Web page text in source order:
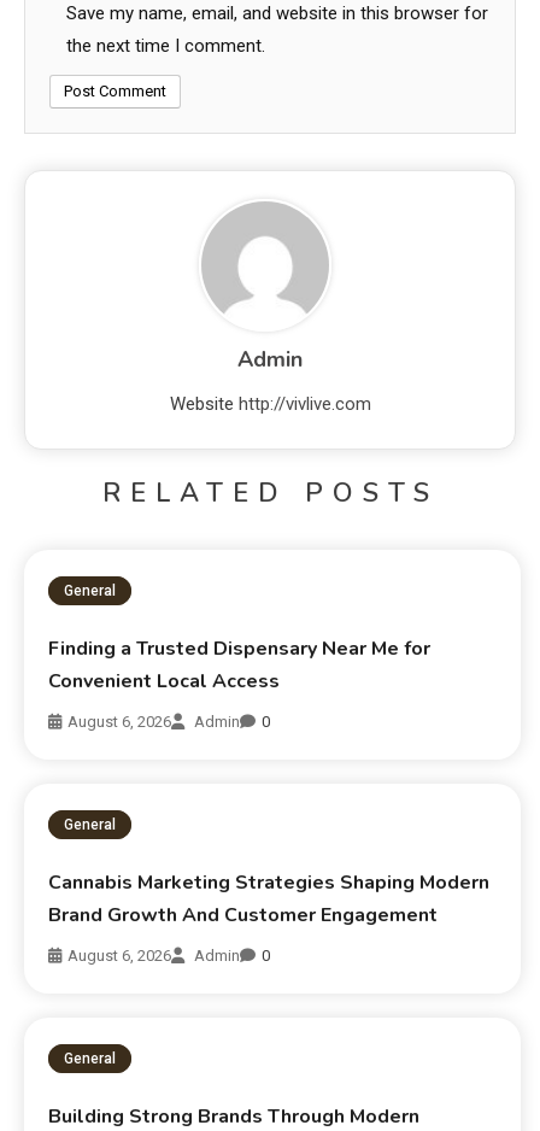
Save my name, email, and website in this browser for
the next time I comment.
Admin
Website http://vivlive.com
RELATED POSTS
General
Finding a Trusted Dispensary Near Me for
Convenient Local Access
August 6, 2026 Admin 0
General
Cannabis Marketing Strategies Shaping Modern
Brand Growth And Customer Engagement
August 6, 2026 Admin 0
General
Building Strong Brands Through Modern